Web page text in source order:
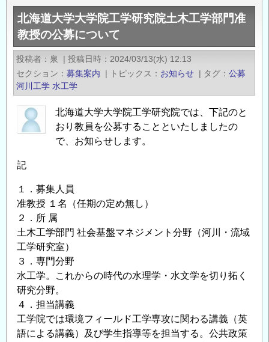
研
「任
期
付
研
究
員」
の
公
河
川・
海
分
野
で
研
究
者
を
募
北海道大学大学院工学研究院土木工学部門准
教授の公募について
投稿者 泉 | 投稿日時
2024/03/13(水) 12:13
セクション
募集案内 | トピックス お知らせ | タグ
公募
河川工学 水工学
北海道大学大学院工学研究院では、下記のと
おり教員を公募することといたしましたの
で、お知らせします。
記
１．募集人員
准教授 １名（任期の定め無し）
２．所 属
土木工学部門 社会基盤マネジメント分野（河川・流域
工学研究室）
３．専門分野
水工学。これからの時代の水理学・水文学を切り拓く
研究分野。
４．担当講義
工学院では環境フィールド工学専攻に関わる講義（英
語による講義）及び学生指導等を担当する。公共政策